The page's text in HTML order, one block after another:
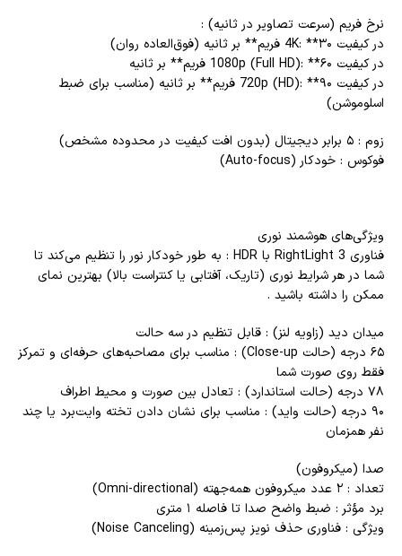
نرخ فریم (سرعت تصاویر در ثانیه) :
در کیفیت 4K: **۳۰ فریم** بر ثانیه (فوق‌العاده روان)
در کیفیت 1080p (Full HD): **۶۰ فریم** بر ثانیه
در کیفیت 720p (HD): **۹۰ فریم** بر ثانیه (مناسب برای ضبط
اسلوموشن)
زوم : ۵ برابر دیجیتال (بدون افت کیفیت در محدوده مشخص)
فوکوس : خودکار (Auto-focus)
ویژگی‌های هوشمند نوری
فناوری RightLight 3 با HDR : به طور خودکار نور را تنظیم می‌کند تا
شما در هر شرایط نوری (تاریک، آفتابی یا کنتراست بالا) بهترین نمای
ممکن را داشته باشید .
میدان دید (زاویه لنز) : قابل تنظیم در سه حالت
۶۵ درجه (حالت Close-up) : مناسب برای مصاحبه‌های حرفه‌ای و تمرکز
فقط روی صورت شما
۷۸ درجه (حالت استاندارد) : تعادل بین صورت و محیط اطراف
۹۰ درجه (حالت واید) : مناسب برای نشان دادن تخته وایت‌برد یا چند
نفر همزمان
صدا (میکروفون)
تعداد : ۲ عدد میکروفون همه‌جهته (Omni-directional)
برد مؤثر : ضبط واضح صدا تا فاصله ۱ متری
ویژگی : فناوری حذف نویز پس‌زمینه (Noise Canceling)